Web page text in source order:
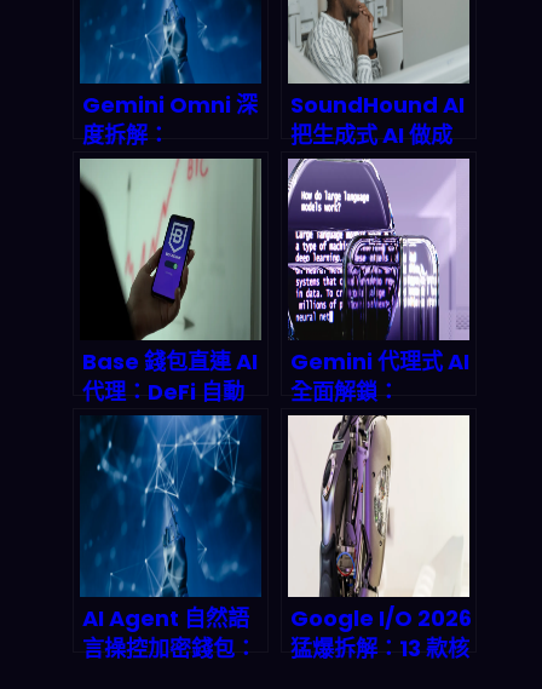
Gemini Omni 深
度拆解：
Google「創造一
切」模型如何翻轉
AI 影片生成賽局
SoundHound AI
把生成式 AI 做成
「可跑業務」的
Agentic 平台：
2026 通訊與保險
客服自動化下一波
怎麼接
Base 錢包直連 AI
代理：DeFi 自動
化新正規，你的鏈
上資產誰來操盤？
Gemini 代理式 AI
全面解鎖：
Google I/O 2026
如何重寫自動化遊
戲規則，從開發者
到被動收益的鏈式
爆發
AI Agent 自然語
言操控加密錢包：
Google I/O 2026
猛爆拆解：13 款核